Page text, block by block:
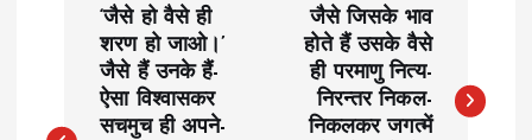
‘जैसे हो वैसे ही
शरण हो जाओ।’
जैसे हैं उनके हैं-
ऐसा विश्वासकर
सचमुच ही अपने-
जैसे जिसके भाव
होते हैं उसके वैसे
ही परमाणु नित्य-
निरन्तर निकल-
निकलकर जगत्में